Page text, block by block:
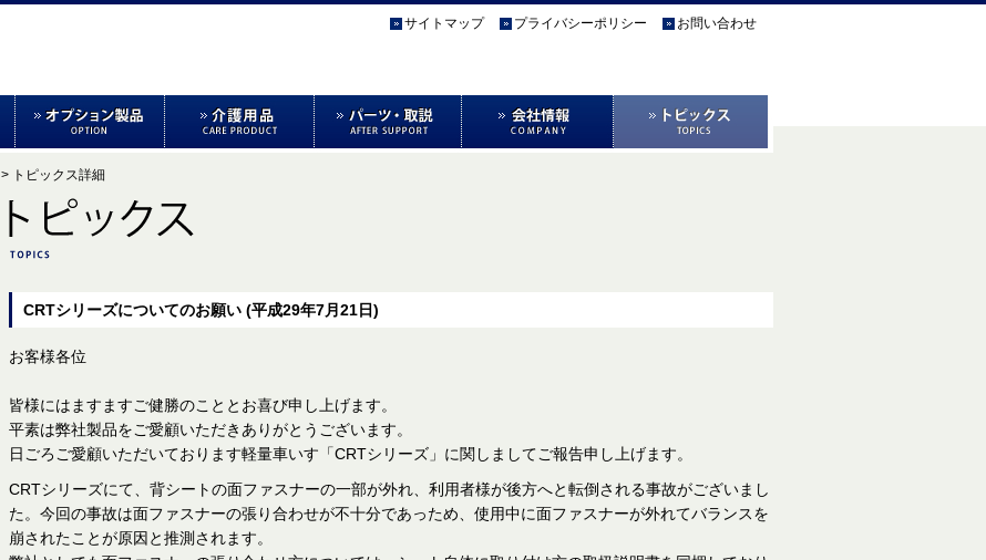
サイトマップ プライバシーポリシー お問い合わせ
> トピックス詳細
CRTシリーズについてのお願い (平成29年7月21日)
お客様各位
皆様にはますますご健勝のこととお喜び申し上げます。
平素は弊社製品をご愛顧いただきありがとうございます。
日ごろご愛顧いただいております軽量車いす「CRTシリーズ」に関しましてご報告申し上げます。
CRTシリーズにて、背シートの面ファスナーの一部が外れ、利用者様が後方へと転倒される事故がございまし
た。今回の事故は面ファスナーの張り合わせが不十分であっため、使用中に面ファスナーが外れてバランスを
崩されたことが原因と推測されます。